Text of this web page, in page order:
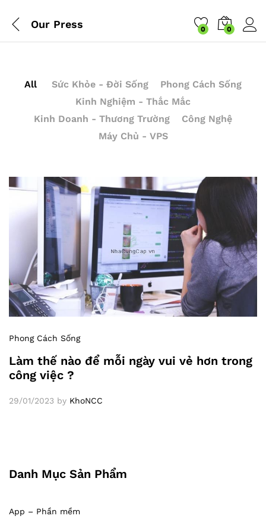
Our Press 0 0
All Sức Khỏe - Đời Sống
Phong Cách Sống
Kinh Nghiệm - Thắc Mắc
Kinh Doanh - Thương Trường
Công Nghệ
Máy Chủ - VPS
Phong Cách Sống
Làm thế nào để mỗi ngày vui vẻ hơn trong
công việc ?
29/01/2023 by KhoNCC
Danh Mục Sản Phẩm
App – Phần mềm